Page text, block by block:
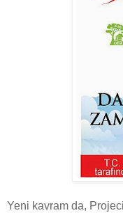
Yeni kavram da,